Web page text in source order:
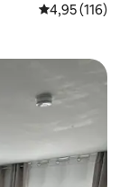
Classificação
4,95 (116)